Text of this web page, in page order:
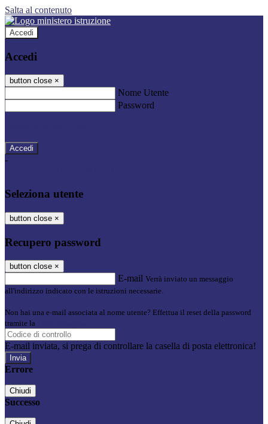
Salta al contenuto
Accedi
Accedi
button close ×
Nome Utente
Password
-
Seleziona utente
button close ×
Recupero password
button close ×
E-mail Verrà inviato un messaggio
all'indirizzo indicato con le istruzioni necessarie.
Non hai una e-mail associata al nome utente? Effettua il reset della password
tramite la
E-mail inviata, si prega di controllare la casella di posta elettronica!
Errore
Chiudi
Successo